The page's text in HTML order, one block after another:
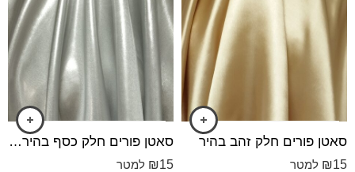
סאטן פורים חלק זהב בהיר
₪15 למטר
סאטן פורים חלק כסף בהיר לורקס
₪15 למטר